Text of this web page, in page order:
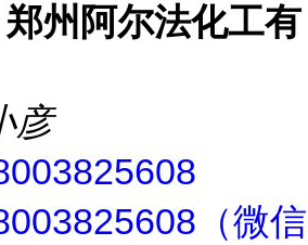
郑州阿尔法化工有
彦
（微信